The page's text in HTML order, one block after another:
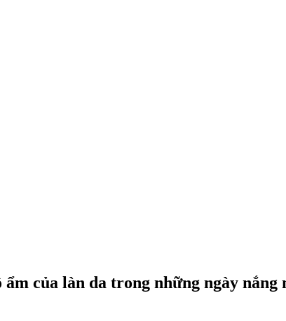
của làn da trong những ngày nắng